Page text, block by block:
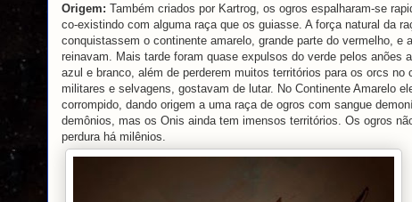
Origem: Também criados por Kartrog, os ogros espalharam-se
co-existindo com alguma raça que os guiasse. A força natural da
conquistassem o continente amarelo, grande parte do vermelho,
reinavam. Mais tarde foram quase expulsos do verde pelos
azul e branco, além de perderem muitos territórios para os orcs
militares e selvagens, gostavam de lutar. No Continente Amarelo
corrompido, dando origem a uma raça de ogros com sangue
demônios, mas os Onis ainda tem imensos territórios. Os ogros
perdura há milênios.